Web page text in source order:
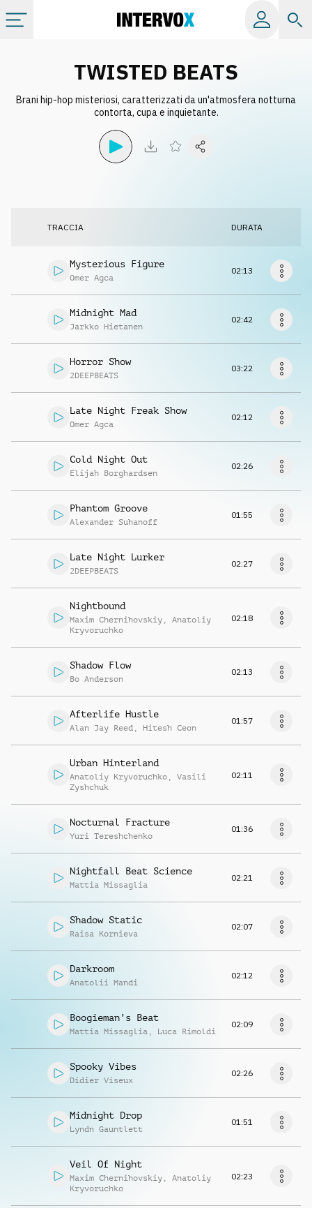
Album
Licenze
Info
Richiedi musica
TWISTED BEATS
Brani hip-hop misteriosi, caratterizzati da un'atmosfera notturna
contorta, cupa e inquietante.
TRACCIA DURATA
Mysterious Figure
Omer Agca
02:13
Midnight Mad
Jarkko Hietanen
02:42
Horror Show
2DEEPBEATS
03:22
Late Night Freak Show
Omer Agca
02:12
Cold Night Out
Elijah Borghardsen
02:26
Phantom Groove
Alexander Suhanoff
01:55
Late Night Lurker
2DEEPBEATS
02:27
Nightbound
Maxim Chernihovskiy , Anatoliy
Kryvoruchko
02:18
Shadow Flow
Bo Anderson
02:13
Afterlife Hustle
Alan Jay Reed , Hitesh Ceon
01:57
Urban Hinterland
Anatoliy Kryvoruchko , Vasili
Zyshchuk
02:11
Nocturnal Fracture
Yuri Tereshchenko
01:36
Nightfall Beat Science
Mattia Missaglia
02:21
Shadow Static
Raisa Kornieva
02:07
Darkroom
Anatolii Mandi
02:12
Boogieman’s Beat
Mattia Missaglia , Luca Rimoldi
02:09
Spooky Vibes
Didier Viseux
02:26
Midnight Drop
Lyndn Gauntlett
01:51
Veil Of Night
Maxim Chernihovskiy , Anatoliy
Kryvoruchko
02:23